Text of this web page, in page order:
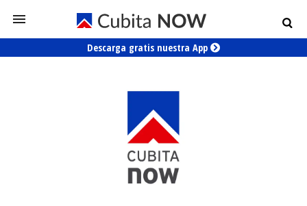
Descarga gratis nuestra App